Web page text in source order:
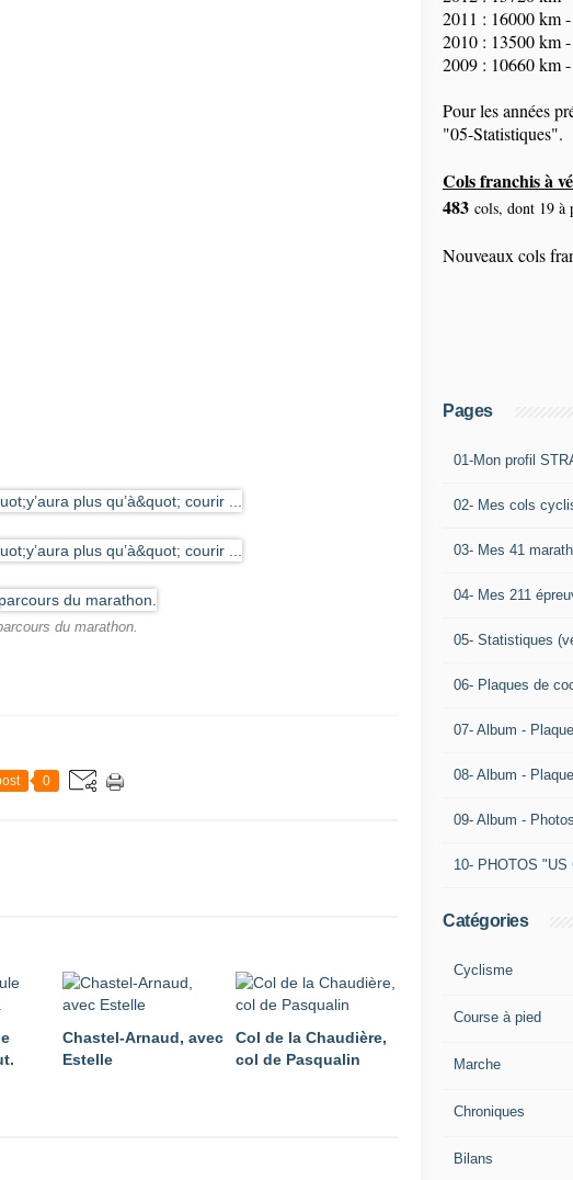
du marathon.
0
Chastel-Arnaud, avec
Estelle
Col de la Chaudière,
col de Pasqualin
2011 : 16000 km
2010 : 13500 km
2009 : 10660 km
Pour les années
"05-Statistiques".
Cols franchis à
483 cols, dont 19 à
Nouveaux cols
Pages
01-Mon profil
02- Mes cols
03- Mes 41
04- Mes 211
05- Statistiques
06- Plaques de
07- Album -
08- Album -
09- Album -
10- PHOTOS "US
Catégories
Cyclisme
Course à pied
Marche
Chroniques
Bilans